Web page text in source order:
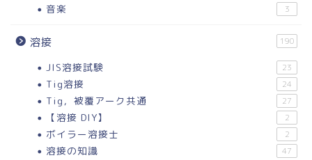
音楽 3
溶接 190
JIS溶接試験 23
Tig溶接 24
Tig，被覆アーク共通 27
【溶接 DIY】 2
ボイラー溶接士 2
溶接の知識 47